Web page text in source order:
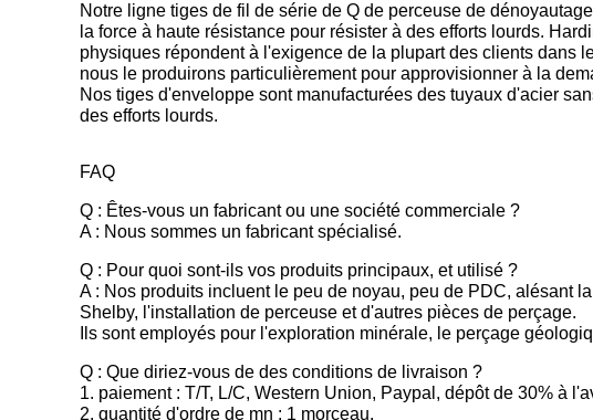
Notre ligne tiges de fil de série de Q de perceuse de
la force à haute résistance pour résister à des efforts lourds.
physiques répondent à l'exigence de la plupart des clients dans
nous le produirons particulièrement pour approvisionner à la
Nos tiges d'enveloppe sont manufacturées des tuyaux d'acier
des efforts lourds.
FAQ
Q : Êtes-vous un fabricant ou une société commerciale ?
A : Nous sommes un fabricant spécialisé.
Q : Pour quoi sont-ils vos produits principaux, et utilisé ?
A : Nos produits incluent le peu de noyau, peu de PDC, alésant
Shelby, l'installation de perceuse et d'autres pièces de perçage.
Ils sont employés pour l'exploration minérale, le perçage
Q : Que diriez-vous de des conditions de livraison ?
1. paiement : T/T, L/C, Western Union, Paypal, dépôt de 30% à
2. quantité d'ordre de mn : 1 morceau.